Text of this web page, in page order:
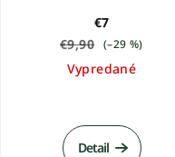
€7
€9,90 (–29 %)
Vypredané
Detail